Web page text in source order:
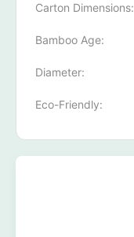
Carton Dimensions:
Bamboo Age:
Diameter:
Eco-Friendly: